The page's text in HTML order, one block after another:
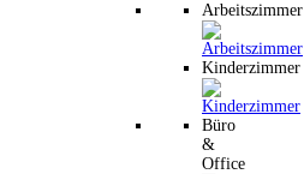
Arbeitszimmer
Kinderzimmer
Büro
&
Office